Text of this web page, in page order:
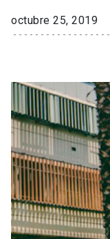
octubre 25, 2019